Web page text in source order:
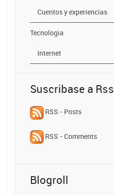
Cuentos y experiencias
Tecnologia
Internet
Suscribase a Rss
RSS - Posts
RSS - Comments
Blogroll